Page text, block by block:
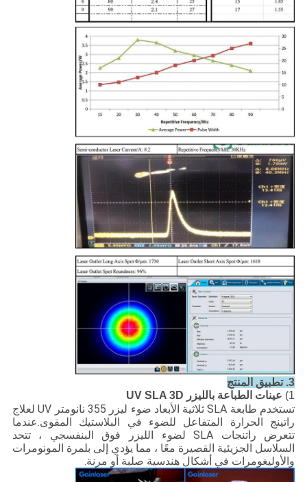
3. تطبيق المنتج
1)
عينات الطباعة بالليزر UV SLA 3D
تستخدم طابعة SLA ثلاثية الأبعاد ضوء ليزر 355 نانومتر UV لعلاج
راتينج الحرارة المتفاعل للضوء في البلاستيك المقوى.عندما
تتعرض راتنجات SLA لضوء الليزر فوق البنفسجي ، تتحد
السلاسل الجزيئية القصيرة معًا ، مما يؤدي إلى بلمرة المونومرات
والأوليغومرات في أشكال هندسية صلبة أو مرنة.